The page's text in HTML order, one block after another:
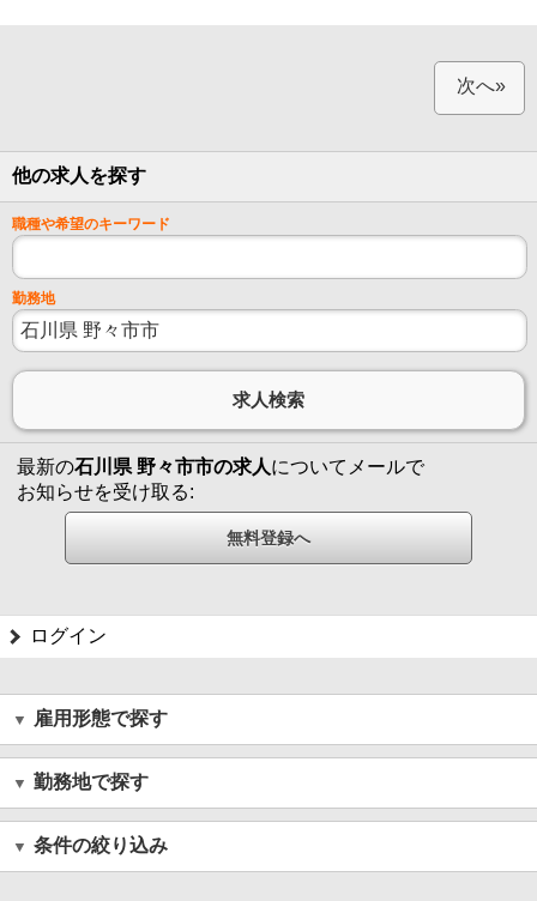
次へ»
他の求人を探す
職種や希望のキーワード
勤務地
最新の石川県 野々市市の求人についてメールで
お知らせを受け取る:
ログイン
雇用形態で探す
勤務地で探す
条件の絞り込み